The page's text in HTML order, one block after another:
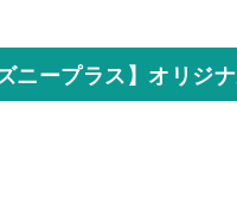
ニープラス】オリジ